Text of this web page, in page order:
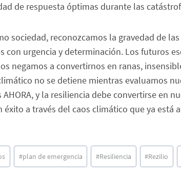
de respuesta óptimas durante las
sociedad, reconozcamos la gravedad de
con urgencia y determinación. Los futuros
negamos a convertirnos en ranas,
no se detiene mientras evaluamos
y la resiliencia debe convertirse en
éxito a través del caos climático que ya está
#plan de emergencia #Resiliencia #Rezilio